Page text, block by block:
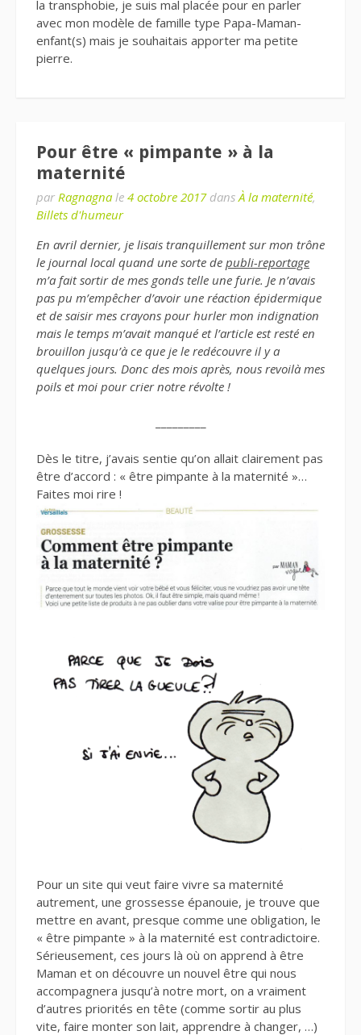
la transphobie, je suis mal placée pour en parler
avec mon modèle de famille type Papa-Maman-
enfant(s) mais je souhaitais apporter ma petite
pierre.
Pour être « pimpante » à la
maternité
par Ragnagna le 4 octobre 2017dans À la maternité,
Billets d'humeur
En avril dernier, je lisais tranquillement sur mon trône
le journal local quand une sorte de publi-reportage
m’a fait sortir de mes gonds telle une furie. Je n’avais
pas pu m’empêcher d’avoir une réaction épidermique
et de saisir mes crayons pour hurler mon indignation
mais le temps m’avait manqué et l’article est resté en
brouillon jusqu’à ce que je le redécouvre il y a
quelques jours. Donc des mois après, nous revoilà mes
poils et moi pour crier notre révolte !
Dès le titre, j’avais sentie qu’on allait clairement pas
être d’accord : « être pimpante à la maternité »…
Faites moi rire !
Pour un site qui veut faire vivre sa maternité
autrement, une grossesse épanouie, je trouve que
mettre en avant, presque comme une obligation, le
« être pimpante » à la maternité est contradictoire.
Sérieusement, ces jours là où on apprend à être
Maman et on découvre un nouvel être qui nous
accompagnera jusqu’à notre mort, on a vraiment
d’autres priorités en tête (comme sortir au plus
vite, faire monter son lait, apprendre à changer, …)